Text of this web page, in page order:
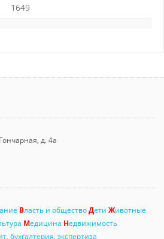
1649
д. 4а
Власть и обществоДети Животные
Медицина Недвижимость
бухгалтерия, экспертиза